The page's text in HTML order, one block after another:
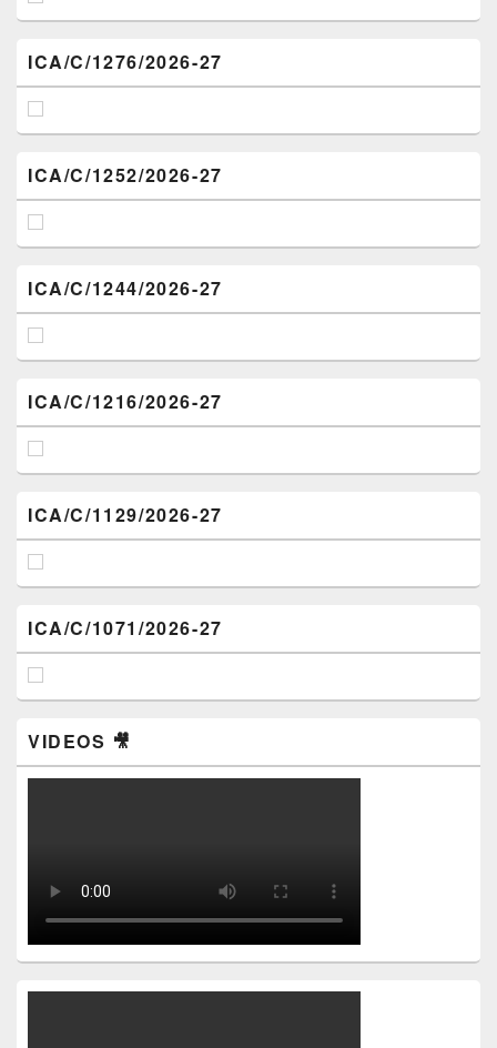
ICA/C/1276/2026-27
ICA/C/1252/2026-27
ICA/C/1244/2026-27
ICA/C/1216/2026-27
ICA/C/1129/2026-27
ICA/C/1071/2026-27
VIDEOS 🎥